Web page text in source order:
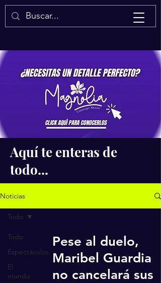
Isaac Quintal
Aquí te enteras de
todo...
Noticias
Todo
Espectáculos
El
mundo
Todo
Pese al duelo,
Maribel Guardia
no cancelará sus